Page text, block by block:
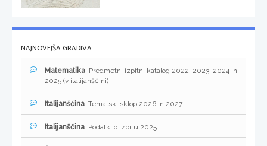
NAJNOVEJŠA GRADIVA
Matematika: Predmetni izpitni katalog 2022, 2023, 2024 in
2025 (v italijanščini)
Italijanščina: Tematski sklop 2026 in 2027
Italijanščina: Podatki o izpitu 2025